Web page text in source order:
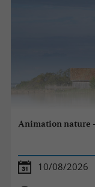
Animation nature
10/08/2026